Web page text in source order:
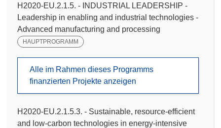
H2020-EU.2.1.5. - INDUSTRIAL LEADERSHIP -
Leadership in enabling and industrial technologies -
Advanced manufacturing and processing
HAUPTPROGRAMM
Alle im Rahmen dieses Programms
finanzierten Projekte anzeigen
H2020-EU.2.1.5.3. - Sustainable, resource-efficient
and low-carbon technologies in energy-intensive